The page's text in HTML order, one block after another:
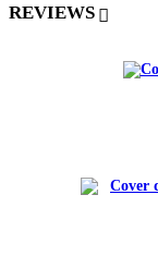
REVIEWS